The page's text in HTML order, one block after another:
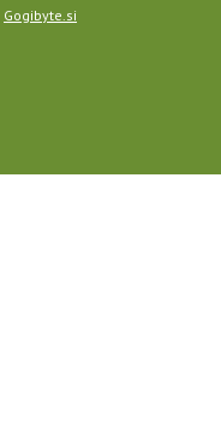
Gogibyte.si